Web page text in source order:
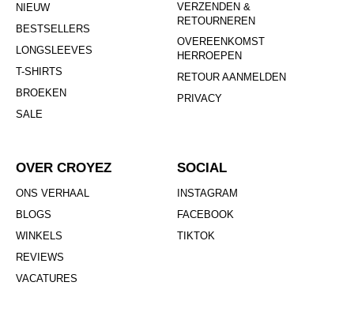
NIEUW
BESTSELLERS
LONGSLEEVES
T-SHIRTS
BROEKEN
SALE
VERZENDEN &
RETOURNEREN
OVEREENKOMST
HERROEPEN
RETOUR AANMELDEN
PRIVACY
OVER CROYEZ
ONS VERHAAL
BLOGS
WINKELS
REVIEWS
VACATURES
SOCIAL
INSTAGRAM
FACEBOOK
TIKTOK